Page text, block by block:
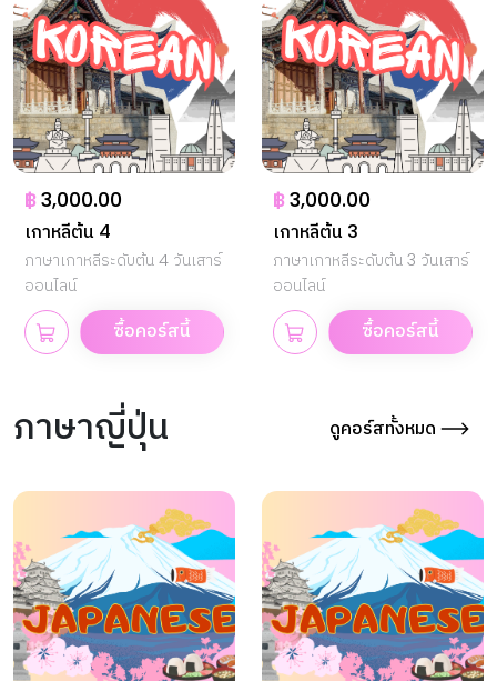
฿3,000.00
เกาหลีต้น 4
ภาษาเกาหลีระดับต้น 4 วันเสาร์
ออนไลน์
ซื้อคอร์สนี้
฿3,000.00
เกาหลีต้น 3
ภาษาเกาหลีระดับต้น 3 วันเสาร์
ออนไลน์
ซื้อคอร์สนี้
ภาษาญี่ปุ่น ดูคอร์สทั้งหมด